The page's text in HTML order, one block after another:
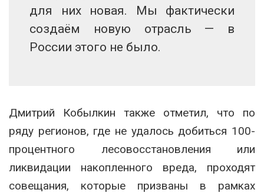
для них новая. Мы фактически
создаём новую отрасль — в
России этого не было.
Дмитрий Кобылкин также отметил, что по
ряду регионов, где не удалось добиться 100-
процентного лесовосстановления или
ликвидации накопленного вреда, проходят
совещания, которые призваны в рамках